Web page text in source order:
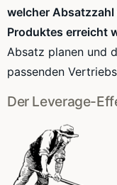
welcher Absatzzahl
Produktes erreicht
Absatz planen und
passenden
Der Leverage-